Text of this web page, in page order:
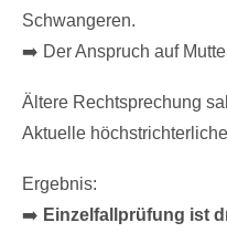
Schwangeren.
➡️ Der Anspruch auf
Ältere Rechtsprechung
Aktuelle
Ergebnis:
➡️ Einzelfallprüfung ist